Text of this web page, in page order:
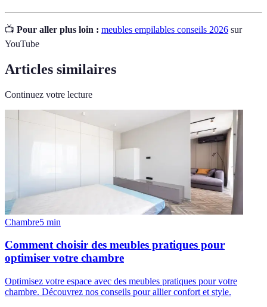
📺 Pour aller plus loin : meubles empilables conseils 2026 sur
YouTube
Articles similaires
Continuez votre lecture
Chambre5 min
Comment choisir des meubles pratiques pour
optimiser votre chambre
Optimisez votre espace avec des meubles pratiques pour votre
chambre. Découvrez nos conseils pour allier confort et style.